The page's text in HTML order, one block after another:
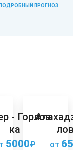
ПОДРОБНЫЙ ПРОГНОЗ
- Горлов
ка
5000₽ от